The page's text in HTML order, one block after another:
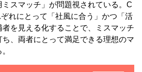
スマッチ」が問題視されている。C
れにとって「社風に合う」かつ「活
を見える化することで、ミスマッチ
、両者にとって満足できる理想のマ